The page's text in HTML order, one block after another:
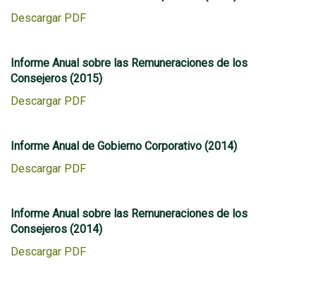
Descargar PDF
Informe Anual sobre las Remuneraciones de los
Consejeros (2015)
Descargar PDF
Informe Anual de Gobierno Corporativo (2014)
Descargar PDF
Informe Anual sobre las Remuneraciones de los
Consejeros (2014)
Descargar PDF